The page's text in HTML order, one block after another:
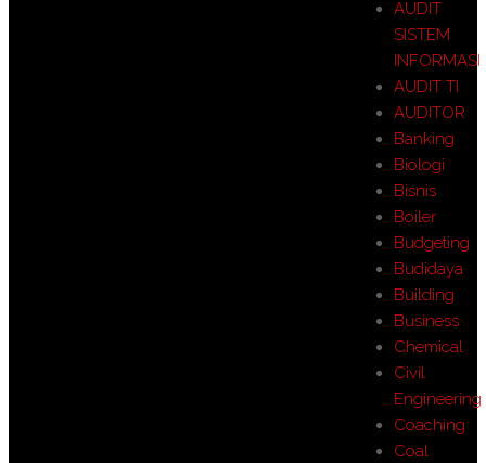
AUDIT
SISTEM
INFORMASI
AUDIT TI
AUDITOR
Banking
Biologi
Bisnis
Boiler
Budgeting
Budidaya
Building
Business
Chemical
Civil
Engineering
Coaching
Coal